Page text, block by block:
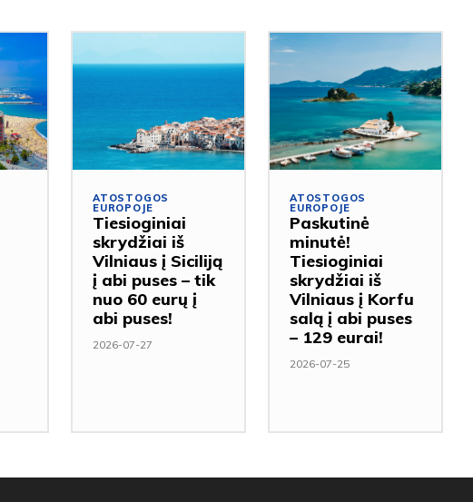
ATOSTOGOS
EUROPOJE
Tiesioginiai
skrydžiai iš
Vilniaus į Siciliją
į abi puses – tik
nuo 60 eurų į
abi puses!
2026-07-27
ATOSTOGOS
EUROPOJE
Paskutinė
minutė!
Tiesioginiai
skrydžiai iš
Vilniaus į Korfu
salą į abi puses
– 129 eurai!
2026-07-25